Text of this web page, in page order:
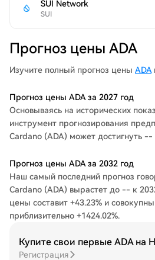
SUI Network
SUI
Прогноз цены ADA
Изучите полный прогноз цены ADA
Прогноз цены ADA за 2027 год
Основываясь на исторических
инструмент прогнозирования
Cardano (ADA) может достигнуть --
Прогноз цены ADA за 2032 год
Наш самый последний прогноз
Cardano (ADA) вырастет до -- к
цены составит +43.23% и
приблизительно +1424.02%.
Купите свои первые ADA на
Регистрация